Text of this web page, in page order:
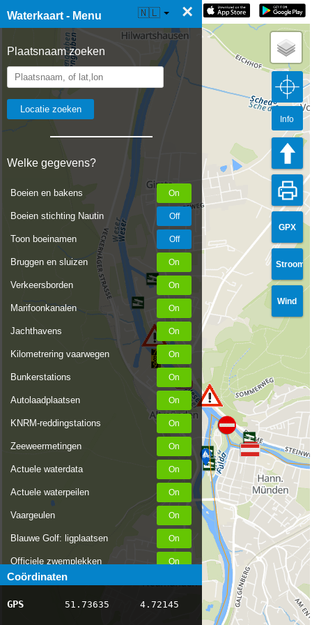
Waterkaart - Menu ×
Plaatsnaam zoeken
Welke gegevens?
Boeien en bakens
Boeien stichting Nautin
Toon boeinamen
Bruggen en sluizen
Verkeersborden
Marifoonkanalen
Jachthavens
Kilometrering vaarwegen
Bunkerstations
Autolaadplaatsen
KNRM-reddingstations
Zeeweermetingen
Actuele waterdata
Actuele waterpeilen
Vaargeulen
Blauwe Golf: ligplaatsen
Officiele zwemplekken
Stremmingen/hinder
AIS scheepsposities
Coördinaten
GPS 51.73635 4.72145
☰ Waterkaart Live 🇳🇱
GPX
Stroom
Wind
Info